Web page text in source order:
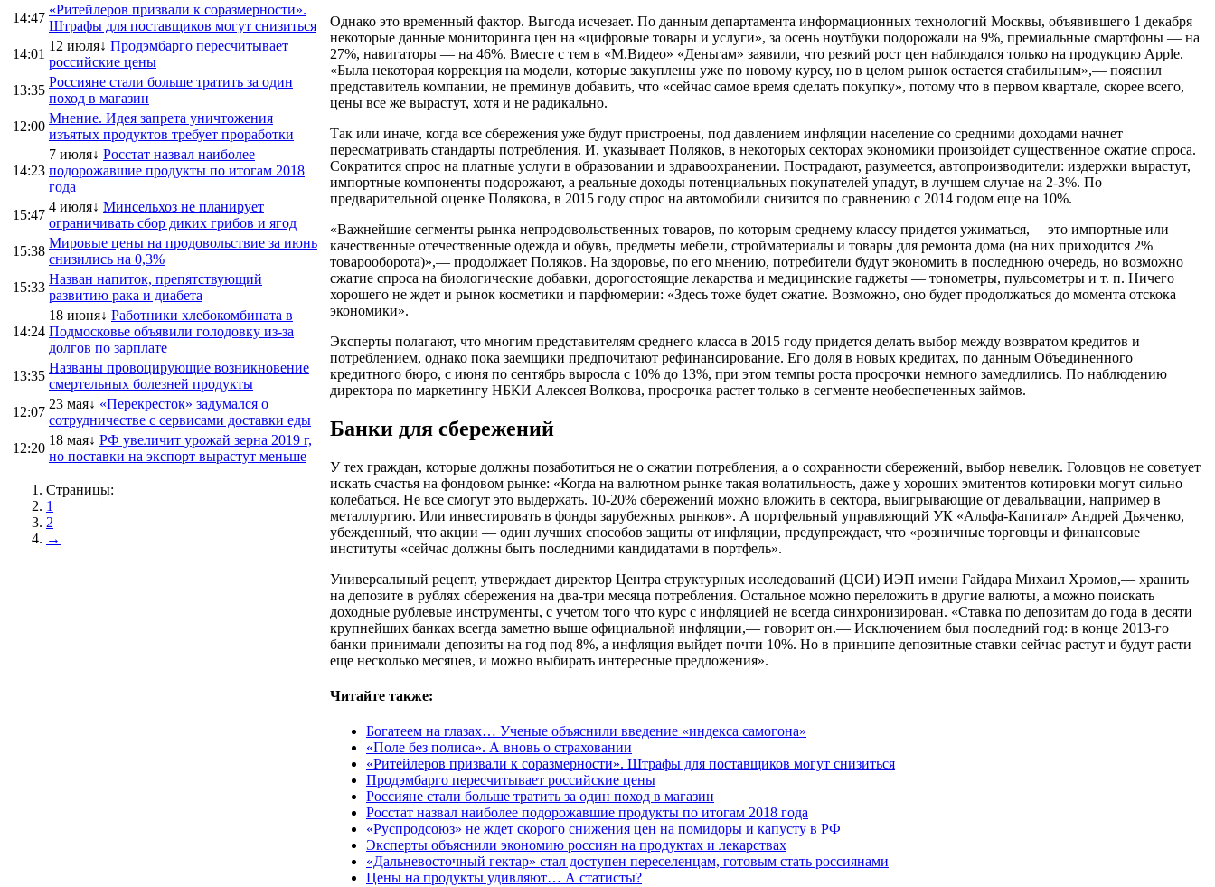
14:47
«Ритейлеров призвали к соразмерности».
Штрафы для поставщиков могут снизиться
14:01
12 июля↓ Продэмбарго пересчитывает
российские цены
13:35
Россияне стали больше тратить за один
поход в магазин
12:00
Мнение. Идея запрета уничтожения
изъятых продуктов требует проработки
14:23
7 июля↓ Росстат назвал наиболее
подорожавшие продукты по итогам 2018
года
15:47
4 июля↓ Минсельхоз не планирует
ограничивать сбор диких грибов и ягод
15:38
Мировые цены на продовольствие за июнь
снизились на 0,3%
15:33
Назван напиток, препятствующий
развитию рака и диабета
14:24
18 июня↓ Работники хлебокомбината в
Подмосковье объявили голодовку из-за
долгов по зарплате
13:35
Названы провоцирующие возникновение
смертельных болезней продукты
12:07
23 мая↓ «Перекресток» задумался о
сотрудничестве с сервисами доставки еды
12:20
18 мая↓ РФ увеличит урожай зерна 2019 г,
но поставки на экспорт вырастут меньше
Страницы:
1
2
→
Однако это временный фактор. Выгода исчезает. По данным департамента информационных технологий Москвы, объявившего 1 декабря
некоторые данные мониторинга цен на «цифровые товары и услуги», за осень ноутбуки подорожали на 9%, премиальные смартфоны — на
27%, навигаторы — на 46%. Вместе с тем в «М.Видео» «Деньгам» заявили, что резкий рост цен наблюдался только на продукцию Apple.
«Была некоторая коррекция на модели, которые закуплены уже по новому курсу, но в целом рынок остается стабильным»,— пояснил
представитель компании, не преминув добавить, что «сейчас самое время сделать покупку», потому что в первом квартале, скорее всего,
цены все же вырастут, хотя и не радикально.
Так или иначе, когда все сбережения уже будут пристроены, под давлением инфляции население со средними доходами начнет
пересматривать стандарты потребления. И, указывает Поляков, в некоторых секторах экономики произойдет существенное сжатие спроса.
Сократится спрос на платные услуги в образовании и здравоохранении. Пострадают, разумеется, автопроизводители: издержки вырастут,
импортные компоненты подорожают, а реальные доходы потенциальных покупателей упадут, в лучшем случае на 2-3%. По
предварительной оценке Полякова, в 2015 году спрос на автомобили снизится по сравнению с 2014 годом еще на 10%.
«Важнейшие сегменты рынка непродовольственных товаров, по которым среднему классу придется ужиматься,— это импортные или
качественные отечественные одежда и обувь, предметы мебели, стройматериалы и товары для ремонта дома (на них приходится 2%
товарооборота)»,— продолжает Поляков. На здоровье, по его мнению, потребители будут экономить в последнюю очередь, но возможно
сжатие спроса на биологические добавки, дорогостоящие лекарства и медицинские гаджеты — тонометры, пульсометры и т. п. Ничего
хорошего не ждет и рынок косметики и парфюмерии: «Здесь тоже будет сжатие. Возможно, оно будет продолжаться до момента отскока
экономики».
Эксперты полагают, что многим представителям среднего класса в 2015 году придется делать выбор между возвратом кредитов и
потреблением, однако пока заемщики предпочитают рефинансирование. Его доля в новых кредитах, по данным Объединенного
кредитного бюро, с июня по сентябрь выросла с 10% до 13%, при этом темпы роста просрочки немного замедлились. По наблюдению
директора по маркетингу НБКИ Алексея Волкова, просрочка растет только в сегменте необеспеченных займов.
Банки для сбережений
У тех граждан, которые должны позаботиться не о сжатии потребления, а о сохранности сбережений, выбор невелик. Головцов не советует
искать счастья на фондовом рынке: «Когда на валютном рынке такая волатильность, даже у хороших эмитентов котировки могут сильно
колебаться. Не все смогут это выдержать. 10-20% сбережений можно вложить в сектора, выигрывающие от девальвации, например в
металлургию. Или инвестировать в фонды зарубежных рынков». А портфельный управляющий УК «Альфа-Капитал» Андрей Дьяченко,
убежденный, что акции — один лучших способов защиты от инфляции, предупреждает, что «розничные торговцы и финансовые
институты «сейчас должны быть последними кандидатами в портфель».
Универсальный рецепт, утверждает директор Центра структурных исследований (ЦСИ) ИЭП имени Гайдара Михаил Хромов,— хранить
на депозите в рублях сбережения на два-три месяца потребления. Остальное можно переложить в другие валюты, а можно поискать
доходные рублевые инструменты, с учетом того что курс с инфляцией не всегда синхронизирован. «Ставка по депозитам до года в десяти
крупнейших банках всегда заметно выше официальной инфляции,— говорит он.— Исключением был последний год: в конце 2013-го
банки принимали депозиты на год под 8%, а инфляция выйдет почти 10%. Но в принципе депозитные ставки сейчас растут и будут расти
еще несколько месяцев, и можно выбирать интересные предложения».
Читайте также:
Богатеем на глазах… Ученые объяснили введение «индекса самогона»
«Поле без полиса». А вновь о страховании
«Ритейлеров призвали к соразмерности». Штрафы для поставщиков могут снизиться
Продэмбарго пересчитывает российские цены
Россияне стали больше тратить за один поход в магазин
Росстат назвал наиболее подорожавшие продукты по итогам 2018 года
«Руспродсоюз» не ждет скорого снижения цен на помидоры и капусту в РФ
Эксперты объяснили экономию россиян на продуктах и лекарствах
«Дальневосточный гектар» стал доступен переселенцам, готовым стать россиянами
Цены на продукты удивляют… А статисты?